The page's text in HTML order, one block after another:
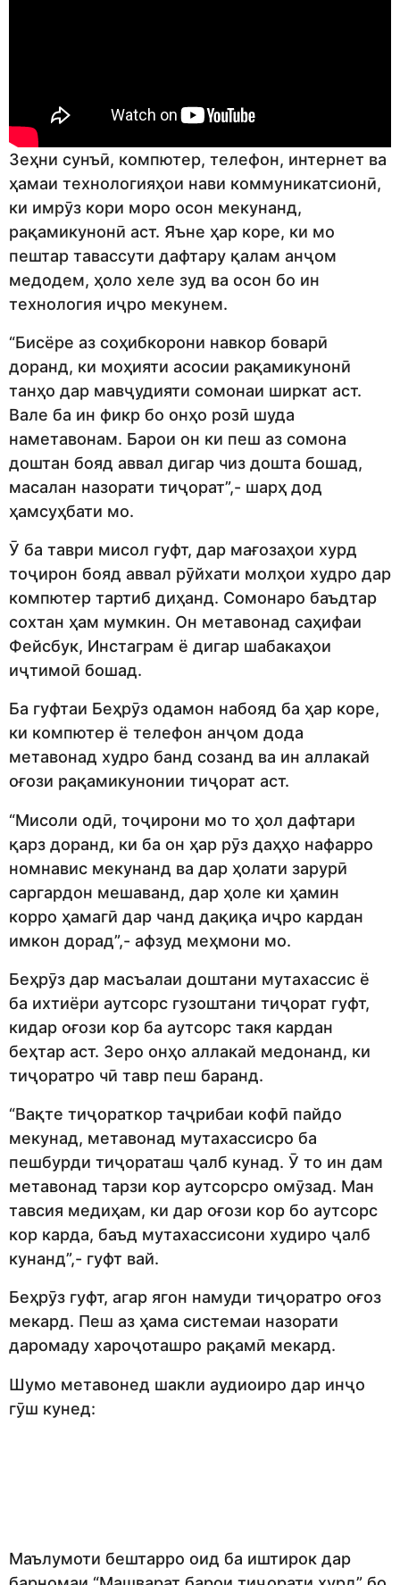
Зеҳни сунъӣ, компютер, телефон, интернет ва
ҳамаи технологияҳои нави коммуникатсионӣ,
ки имрӯз кори моро осон мекунанд,
рақамикунонӣ аст. Яъне ҳар коре, ки мо
пештар тавассути дафтару қалам анҷом
медодем, ҳоло хеле зуд ва осон бо ин
технология иҷро мекунем.
“Бисёре аз соҳибкорони навкор боварӣ
доранд, ки моҳияти асосии рақамикунонӣ
танҳо дар мавҷудияти сомонаи ширкат аст.
Вале ба ин фикр бо онҳо розӣ шуда
наметавонам. Барои он ки пеш аз сомона
доштан бояд аввал дигар чиз дошта бошад,
масалан назорати тиҷорат”,- шарҳ дод
ҳамсуҳбати мо.
Ӯ ба таври мисол гуфт, дар мағозаҳои хурд
тоҷирон бояд аввал рӯйхати молҳои худро дар
компютер тартиб диҳанд. Сомонаро баъдтар
сохтан ҳам мумкин. Он метавонад саҳифаи
Фейсбук, Инстаграм ё дигар шабакаҳои
иҷтимоӣ бошад.
Ба гуфтаи Беҳрӯз одамон набояд ба ҳар коре,
ки компютер ё телефон анҷом дода
метавонад худро банд созанд ва ин аллакай
оғози рақамикунонии тиҷорат аст.
“Мисоли одӣ, тоҷирони мо то ҳол дафтари
қарз доранд, ки ба он ҳар рӯз даҳҳо нафарро
номнавис мекунанд ва дар ҳолати зарурӣ
саргардон мешаванд, дар ҳоле ки ҳамин
корро ҳамагӣ дар чанд дақиқа иҷро кардан
имкон дорад”,- афзуд меҳмони мо.
Беҳрӯз дар масъалаи доштани мутахассис ё
ба ихтиёри аутсорс гузоштани тиҷорат гуфт,
кидар оғози кор ба аутсорс такя кардан
беҳтар аст. Зеро онҳо аллакай медонанд, ки
тиҷоратро чӣ тавр пеш баранд.
“Вақте тиҷораткор таҷрибаи кофӣ пайдо
мекунад, метавонад мутахассисро ба
пешбурди тиҷораташ ҷалб кунад. Ӯ то ин дам
метавонад тарзи кор аутсорсро омӯзад. Ман
тавсия медиҳам, ки дар оғози кор бо аутсорс
кор карда, баъд мутахассисони худиро ҷалб
кунанд”,- гуфт вай.
Беҳрӯз гуфт, агар ягон намуди тиҷоратро оғоз
мекард. Пеш аз ҳама системаи назорати
даромаду хароҷоташро рақамӣ мекард.
Шумо метавонед шакли аудиоиро дар инҷо
гӯш кунед:
Маълумоти бештарро оид ба иштирок дар